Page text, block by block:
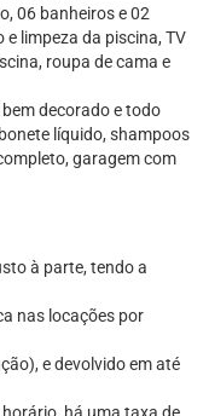
06 banheiros e 02
limpeza da piscina, TV
roupa de cama e
decorado e todo
líquido, shampoos
garagem com
à parte, tendo a
nas locações por
e devolvido em até